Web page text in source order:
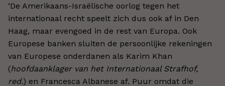
‘De Amerikaans-Israëlische oorlog tegen het
internationaal recht speelt zich dus ook af in Den
Haag, maar evengoed in de rest van Europa. Ook
Europese banken sluiten de persoonlijke rekeningen
van Europese onderdanen als Karim Khan
(hoofdaanklager van het Internationaal Strafhof,
red.) en Francesca Albanese af. Puur omdat die